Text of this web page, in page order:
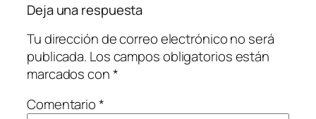
Deja una respuesta
Tu dirección de correo electrónico no será
publicada. Los campos obligatorios están
marcados con*
Comentario*